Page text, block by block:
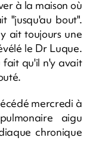
à la maison où
"jusqu'au bout".
ait toujours une
le Dr Luque.
fait qu'il n'y avait
mercredi à
aigu
chronique